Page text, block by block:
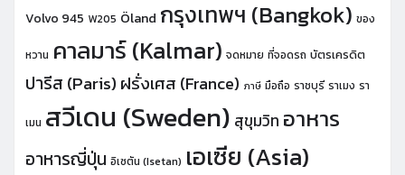
Volvo 945 W205 Öland กรุงเทพฯ (Bangkok) ของ
หวาน คาลมาร์ (Kalmar) จดหมาย ที่จอดรถ บัตรเครดิต
ปารีส (Paris) ฝรั่งเศส (France) ภาษี มือถือ ราชบุรี ราเมง รา
เมน สวีเดน (Sweden) สุขุมวิท อาหาร
อาหารญี่ปุ่น อิเซตัน (Isetan) เอเซีย (Asia)